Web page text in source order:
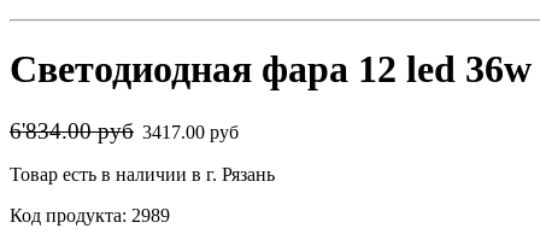
Светодиодная фара 12 led
6'834.00 руб 3417.00 руб
Товар есть в наличии в г. Рязань
Код продукта: 2989